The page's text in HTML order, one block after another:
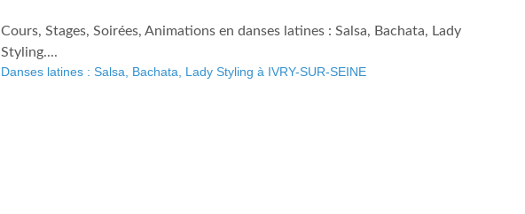
Cours, Stages, Soirées, Animations en danses latines : Salsa, Bachata, Lady
Styling....
Danses latines : Salsa, Bachata, Lady Styling à IVRY-SUR-SEINE